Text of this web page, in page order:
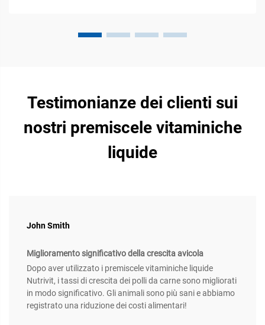
Testimonianze dei clienti sui
nostri premiscele vitaminiche
liquide
John Smith
Miglioramento significativo della crescita avicola
Dopo aver utilizzato i premiscele vitaminiche liquide
Nutrivit, i tassi di crescita dei polli da carne sono migliorati
in modo significativo. Gli animali sono più sani e abbiamo
registrato una riduzione dei costi alimentari!